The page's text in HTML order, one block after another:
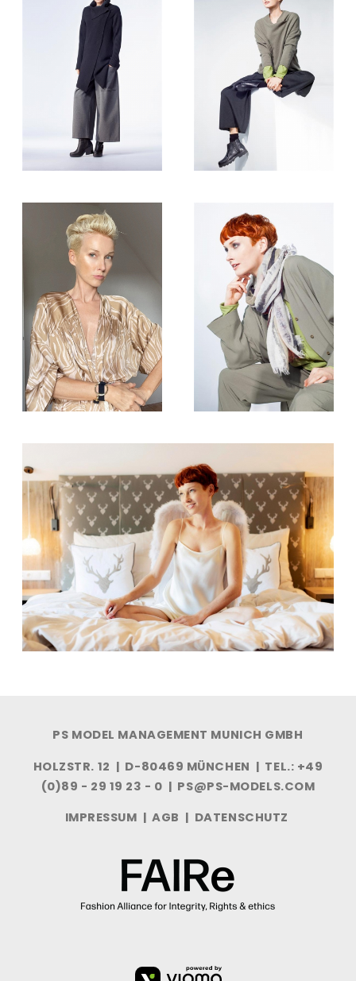
PS MODEL MANAGEMENT MUNICH GMBH
HOLZSTR. 12 | D-80469 MÜNCHEN | TEL.: +49
(0)89 - 29 19 23 - 0 | PS@PS-MODELS.COM
IMPRESSUM |AGB | DATENSCHUTZ
VIOMA